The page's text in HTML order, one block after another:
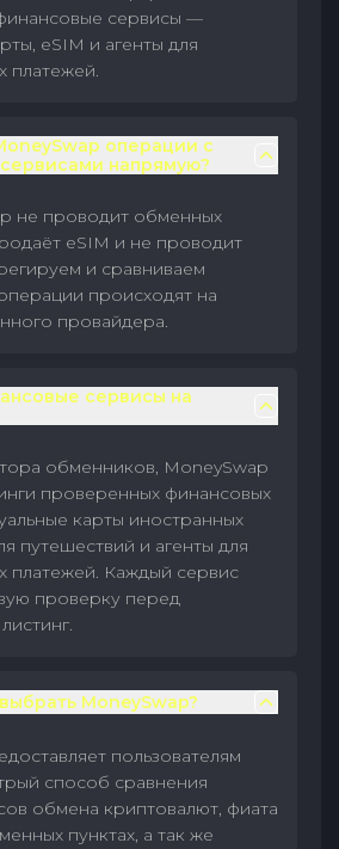
сервисы —
eSIM и агенты для
платежей.
операции с
напрямую?
не проводит обменных
eSIM и не проводит
и сравниваем
происходят на
провайдера.
сервисы на
обменников, MoneySwap
проверенных финансовых
карты иностранных
путешествий и агенты для
платежей. Каждый сервис
проверку перед
MoneySwap?
пользователям
способ сравнения
обмена криптовалют, фиата
пунктах, а так же